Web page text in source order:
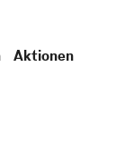
Aktionen